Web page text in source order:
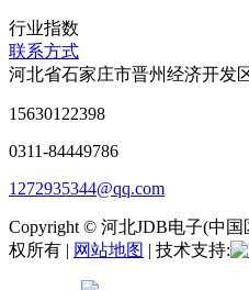
行业指数
联系方式
河北省石家庄市晋州经济开发
15630122398
0311-84449786
1272935344@qq.com
Copyright © 河北JDB电子(中
权所有 | 网站地图 | 技术支持: